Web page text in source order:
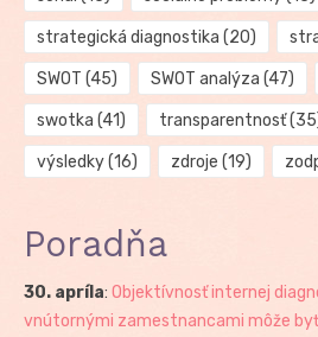
strategická diagnostika (20)
SWOT (45) SWOT analýza (47)
swotka (41) transparentnosť
výsledky(16) zdroje (19)
Poradňa
30. apríla: Objektívnosť internej
vnútornými zamestnancami môže